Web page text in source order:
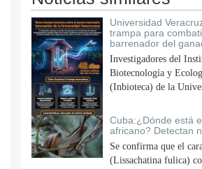
Universidad
trampa para
barrenador del
Investigadores del
Biotecnología y
(Inbioteca) de la
Cuba:¿Dónde está
africano? Detectan
Se confirma que el
(Lissachatina fulica)